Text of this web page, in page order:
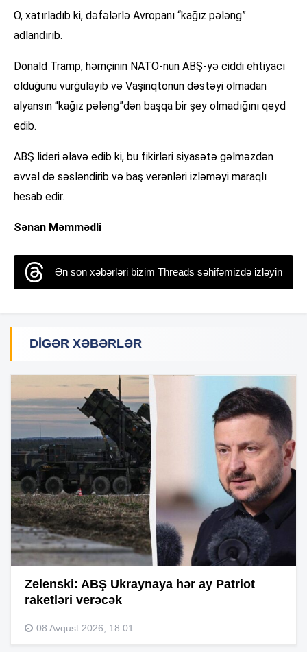
O, xatırladıb ki, dəfələrlə Avropanı “kağız pələng”
adlandırıb.
Donald Tramp, həmçinin NATO-nun ABŞ-yə ciddi ehtiyacı
olduğunu vurğulayıb və Vaşinqtonun dəstəyi olmadan
alyansın “kağız pələng”dən başqa bir şey olmadığını qeyd
edib.
ABŞ lideri əlavə edib ki, bu fikirləri siyasətə gəlməzdən
əvvəl də səsləndirib və baş verənləri izləməyi maraqlı
hesab edir.
Sənan Məmmədli
Ən son xəbərləri bizim Threads səhifəmizdə izləyin
DIGƏR XƏBƏRLƏR
Zelenski: ABŞ Ukraynaya hər ay Patriot
raketləri verəcək
08 Avqust 2026, 18:01